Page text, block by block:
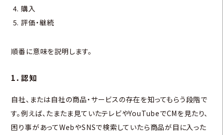
購入
評価・継続
順番に意味を説明します。
1．認知
自社、または自社の商品・サービスの存在を知ってもらう段階で
す。例えば、たまたま見ていたテレビやYouTubeでCMを見たり、
困り事があってWebやSNSで検索していたら商品が目に入った